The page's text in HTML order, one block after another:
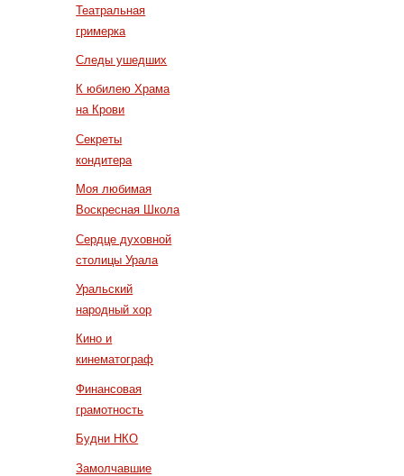
Театральная
гримерка
Следы ушедших
К юбилею Храма
на Крови
Секреты
кондитера
Моя любимая
Воскресная Школа
Сердце духовной
столицы Урала
Уральский
народный хор
Кино и
кинематограф
Финансовая
грамотность
Будни НКО
Замолчавшие